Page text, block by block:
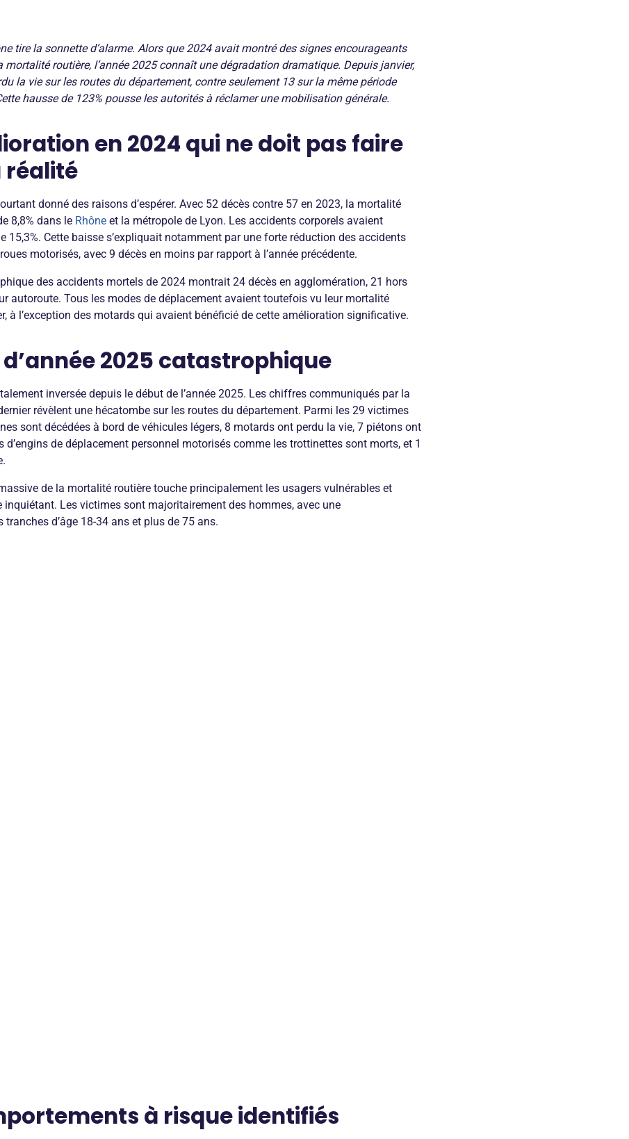
tire la sonnette d’alarme. Alors que 2024 avait montré des signes encourageants
mortalité routière, l’année 2025 connaît une dégradation dramatique. Depuis janvier,
la vie sur les routes du département, contre seulement 13 sur la même période
hausse de 123% pousse les autorités à réclamer une mobilisation générale.
en 2024 qui ne doit pas faire
réalité
donné des raisons d’espérer. Avec 52 décès contre 57 en 2023, la mortalité
8,8% dans le Rhône et la métropole de Lyon. Les accidents corporels avaient
15,3%. Cette baisse s’expliquait notamment par une forte réduction des accidents
motorisés, avec 9 décès en moins par rapport à l’année précédente.
des accidents mortels de 2024 montrait 24 décès en agglomération, 21 hors
autoroute. Tous les modes de déplacement avaient toutefois vu leur mortalité
à l’exception des motards qui avaient bénéficié de cette amélioration significative.
2025 catastrophique
inversée depuis le début de l’année 2025. Les chiffres communiqués par la
révèlent une hécatombe sur les routes du département. Parmi les 29 victimes
sont décédées à bord de véhicules légers, 8 motards ont perdu la vie, 7 piétons ont
d’engins de déplacement personnel motorisés comme les trottinettes sont morts, et 1
de la mortalité routière touche principalement les usagers vulnérables et
inquiétant. Les victimes sont majoritairement des hommes, avec une
tranches d’âge 18-34 ans et plus de 75 ans.
à risque identifiés